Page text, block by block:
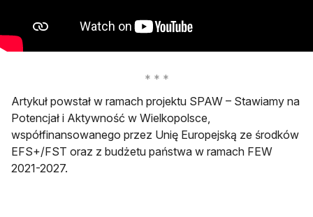
Artykuł powstał w ramach projektu SPAW – Stawiamy na
Potencjał i Aktywność w Wielkopolsce,
współfinansowanego przez Unię Europejską ze środków
EFS+/FST oraz z budżetu państwa w ramach FEW
2021-2027.